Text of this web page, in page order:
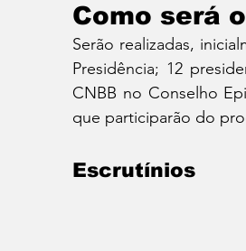
Como será
Serão realizadas,
Presidência; 12
CNBB no Conselho
que participarão do
Escrutínios